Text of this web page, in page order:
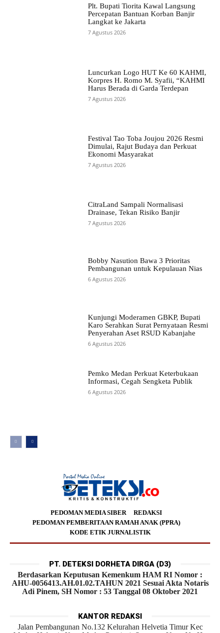
Plt. Bupati Tiorita Kawal Langsung
Percepatan Bantuan Korban Banjir
Langkat ke Jakarta
7 Agustus 2026
Luncurkan Logo HUT Ke 60 KAHMI,
Korpres H. Romo M. Syafii, “KAHMI
Harus Berada di Garda Terdepan
7 Agustus 2026
Festival Tao Toba Joujou 2026 Resmi
Dimulai, Rajut Budaya dan Perkuat
Ekonomi Masyarakat
7 Agustus 2026
CitraLand Sampali Normalisasi
Drainase, Tekan Risiko Banjir
7 Agustus 2026
Bobby Nasution Bawa 3 Prioritas
Pembangunan untuk Kepulauan Nias
6 Agustus 2026
Kunjungi Moderamen GBKP, Bupati
Karo Serahkan Surat Pernyataan Resmi
Penyerahan Aset RSUD Kabanjahe
6 Agustus 2026
Pemko Medan Perkuat Keterbukaan
Informasi, Cegah Sengketa Publik
6 Agustus 2026
PEDOMAN MEDIA SIBER
REDAKSI
PEDOMAN PEMBERITAAN RAMAH ANAK (PPRA)
KODE ETIK JURNALISTIK
PT. DETEKSI DORHETA DIRGA (D3)
Berdasarkan Keputusan Kemenkum HAM RI Nomor :
AHU-0056413.AH.01.02.TAHUN 2021 Sesuai Akta Notaris
Adi Pinem, SH Nomor : 53 Tanggal 08 Oktober 2021
KANTOR REDAKSI
Jalan Pembangunan No.132 Kelurahan Helvetia Timur Kec